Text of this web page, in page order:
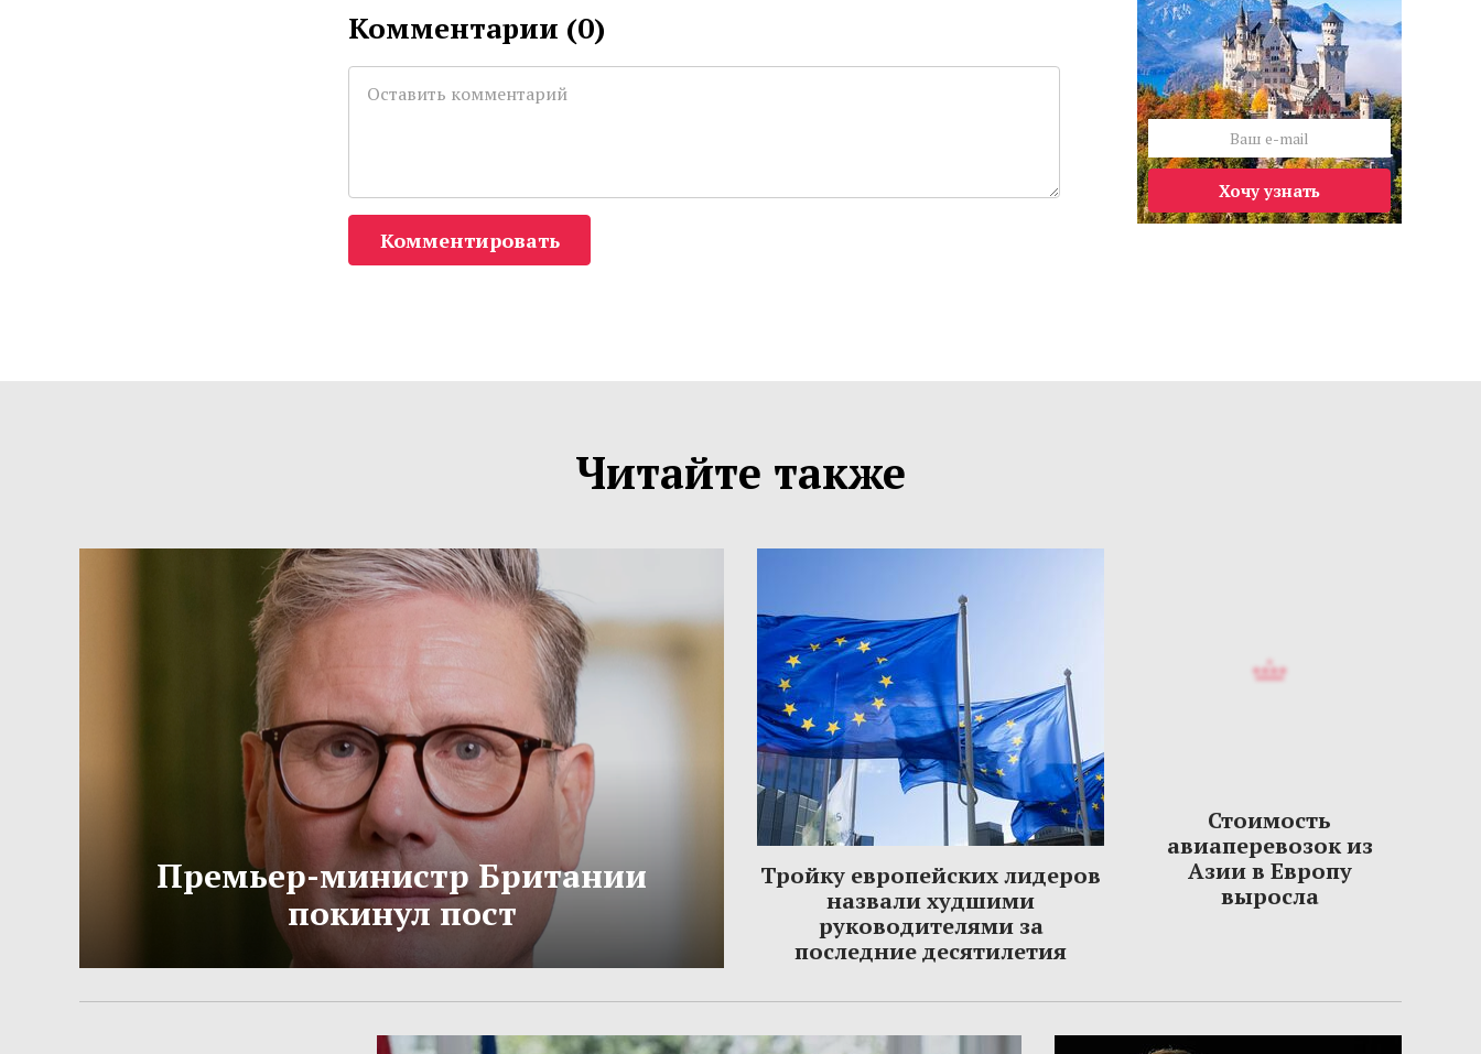
Комментарии (0)
Комментировать
Хочу узнать
Читайте также
Премьер-министр Британии
покинул пост
Тройку европейских лидеров
назвали худшими
руководителями за
последние десятилетия
Стоимость
авиаперевозок из
Азии в Европу
выросла